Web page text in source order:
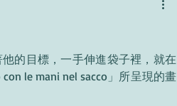
le mani nel sacco」所呈現的畫